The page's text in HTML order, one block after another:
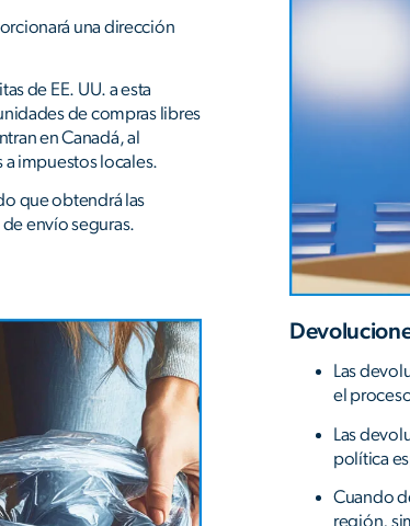
una dirección
de EE. UU. a esta
de compras libres
en Canadá, al
a impuestos locales.
que obtendrá las
envío seguras.
Las
el
Las
política
Cuando
región,